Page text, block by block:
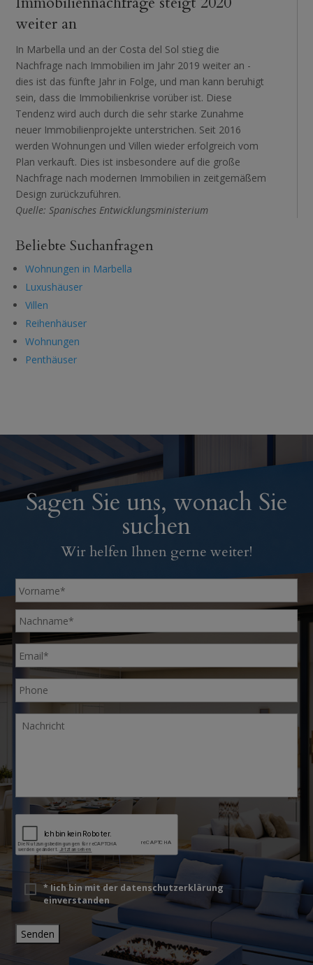
weiter an
In Marbella und an der Costa del Sol stieg die
Nachfrage nach Immobilien im Jahr 2019 weiter an -
dies ist das fünfte Jahr in Folge, und man kann beruhigt
sein, dass die Immobilienkrise vorüber ist. Diese
Tendenz wird auch durch die sehr starke Zunahme
neuer Immobilienprojekte unterstrichen. Seit 2016
werden Wohnungen und Villen wieder erfolgreich vom
Plan verkauft. Dies ist insbesondere auf die große
Nachfrage nach modernen Immobilien in zeitgemäßem
Design zurückzuführen.
Quelle: Spanisches Entwicklungsministerium
Beliebte Suchanfragen
Wohnungen in Marbella
Luxushäuser
Villen
Reihenhäuser
Wohnungen
Penthäuser
Sagen Sie uns, wonach Sie
suchen
Wir helfen Ihnen gerne weiter!
P
T
* * Iich bin mit der datenschutzerklärung
einverstanden
Senden